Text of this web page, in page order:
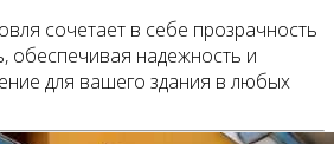
сочетает в себе прозрачность
обеспечивая надежность и
для вашего здания в любых